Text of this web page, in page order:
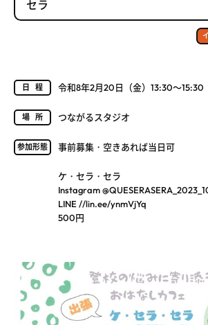
セラ
日程 令和8年2月20日（金）13:30～15:30
場所 つながるスタジオ
参加形態 事前募集・空きあれば当日可
ケ・セラ・セラ
Instagram
LINE //lin.ee/ynmVjYq
500円